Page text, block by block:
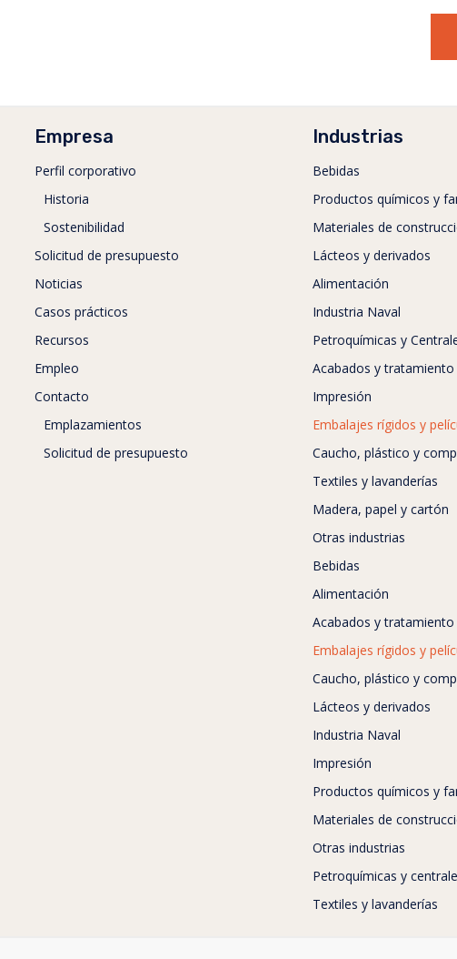
Empresa
Perfil corporativo
Historia
Sostenibilidad
Solicitud de presupuesto
Noticias
Casos prácticos
Recursos
Empleo
Contacto
Emplazamientos
Solicitud de presupuesto
Industrias
Bebidas
Productos químicos y
Materiales de
Lácteos y derivados
Alimentación
Industria Naval
Petroquímicas y
Acabados y tratamiento
Impresión
Embalajes rígidos y
Caucho, plástico y
Textiles y lavanderías
Madera, papel y cartón
Otras industrias
Bebidas
Alimentación
Acabados y tratamiento
Embalajes rígidos y
Caucho, plástico y
Lácteos y derivados
Industria Naval
Impresión
Productos químicos y
Materiales de
Otras industrias
Petroquímicas y
Textiles y lavanderías